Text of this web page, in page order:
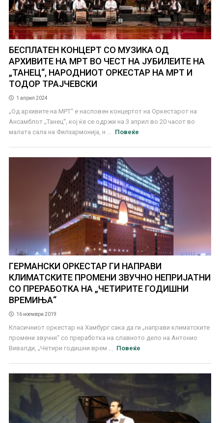
БЕСПЛАТЕН КОНЦЕРТ СО МУЗИКА ОД
АРХИВИТЕ НА МРТ ВО ЧЕСТ НА ЈУБИЛЕИТЕ НА
„ТАНЕЦ“, НАРОДНИОТ ОРКЕСТАР НА МРТ И
ТОДОР ТРАЈЧЕВСКИ
1 април 2024
„Од архивите на МРТ“ е насловен концертот на Оркестарот на
Ансамблот „Танец“, кој ќе се одржи на 3 април во 20 часот во
малата сала на Филхармонија, н ...
Повеќе
ГЕРМАНСКИ ОРКЕСТАР ГИ НАПРАВИ
КЛИМАТСКИТЕ ПРОМЕНИ ЗВУЧНО НЕПРИЈАТНИ
СО ПРЕРАБОТКА НА „ЧЕТИРИТЕ ГОДИШНИ
ВРЕМИЊА“
16 ноември 2019
Класичниот оркестар на Хамбург сака да ги „направи климатските
промени звучни“ со преработка на славното дело на Антонио
Вивалди, „Четири годишни врем ...
Повеќе